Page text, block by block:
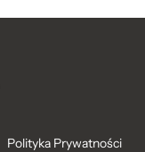
Polityka Prywatności